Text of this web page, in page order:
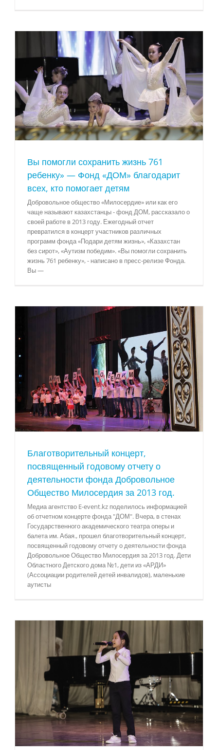
Вы помогли сохранить жизнь 761
ребенку» — Фонд «ДОМ» благодарит
всех, кто помогает детям
Добровольное общество «Милосердие» или как его
чаще называют казахстанцы - фонд ДОМ, рассказало о
своей работе в 2013 году. Ежегодный отчет
превратился в концерт участников различных
программ фонда «Подари детям жизнь», «Казахстан
без сирот», «Аутизм победим». «Вы помогли сохранить
жизнь 761 ребенку», - написано в пресс-релизе Фонда.
Вы —
Благотворительный концерт,
посвященный годовому отчету о
деятельности фонда Добровольное
Общество Милосердия за 2013 год.
Медиа агентство E-event.kz поделилось информацией
об отчетном концерте фонда "ДОМ". Вчера, в стенах
Государственного академического театра оперы и
балета им. Абая., прошел благотворительный концерт,
посвященный годовому отчету о деятельности фонда
Добровольное Общество Милосердия за 2013 год. Дети
Областного Детского дома №1, дети из «АРДИ»
(Ассоциации родителей детей инвалидов), маленькие
аутисты